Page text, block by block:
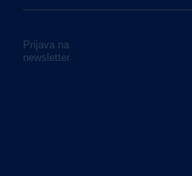
Prijava na
newsletter